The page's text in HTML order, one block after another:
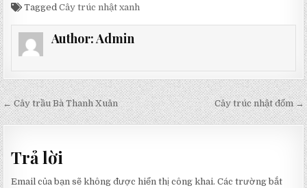
TaggedCây trúc nhật xanh
Author:Admin
Điều
hướng
viết
Cây trúc nhật đốm →
← Cây trầu Bà Thanh Xuân
Trả lời
Email của bạn sẽ không được hiển thị công khai. Các trường bắt